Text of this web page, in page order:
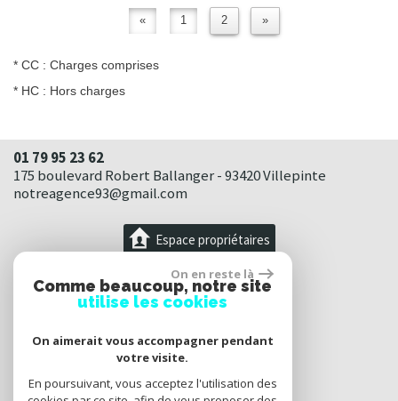
« 1 2 »
* CC : Charges comprises
* HC : Hors charges
01 79 95 23 62
175 boulevard Robert Ballanger - 93420 Villepinte
notreagence93@gmail.com
Espace propriétaires
On en reste là
Comme beaucoup, notre site
utilise les cookies
On aimerait vous accompagner pendant
votre visite.
En poursuivant, vous acceptez l'utilisation des